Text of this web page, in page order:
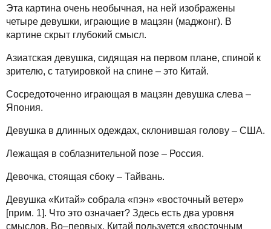
Эта картина очень необычная, на ней изображены
четыре девушки, играющие в мацзян (маджонг). В
картине скрыт глубокий смысл.
Азиатская девушка, сидящая на первом плане, спиной к
зрителю, с татуировкой на спине – это Китай.
Сосредоточенно играющая в мацзян девушка слева –
Япония.
Девушка в длинных одеждах, склонившая голову – США.
Лежащая в соблазнительной позе – Россия.
Девочка, стоящая сбоку – Тайвань.
Девушка «Китай» собрала «пэн» «восточный ветер»
[прим. 1]. Что это означает? Здесь есть два уровня
смыслов. Во–первых, Китай пользуется «восточным